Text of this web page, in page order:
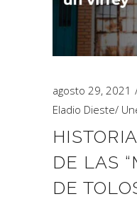
agosto 29, 2021
Eladio Dieste/
DE LAS
DE